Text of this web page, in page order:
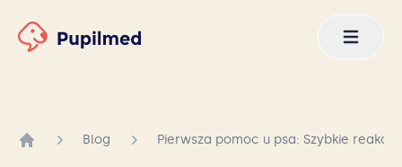
Blog Pierwsza pomoc u psa: Szybkie